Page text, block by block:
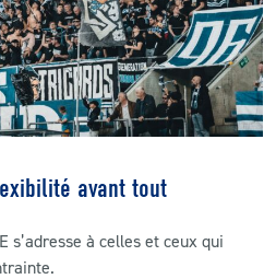
avant tout
s’adresse à celles et ceux qui